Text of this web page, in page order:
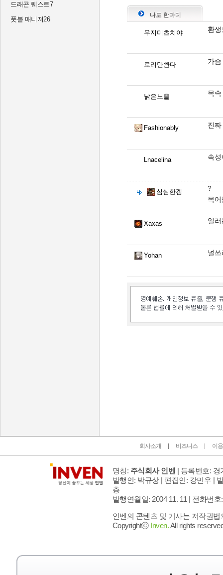
드래곤 퀘스트7
풋볼 매니저26
나도 한마디
우지미츠치야 환
로리만빤다 가
낡은노을 목
Fashionably 진
Lnacelina 속
심심한겜
?
목
Xaxas 일
Yohan 널
회사소개 비즈니스 이
명칭: 주식회사 인벤 | 등록번호: 경
발행인: 박규상 | 편집인: 강민우 |
층
발행연월일: 2004 11. 11 | 전화번호
인벤의 콘텐츠 및 기사는 저작권
Copyrightⓒ Inven.All rights